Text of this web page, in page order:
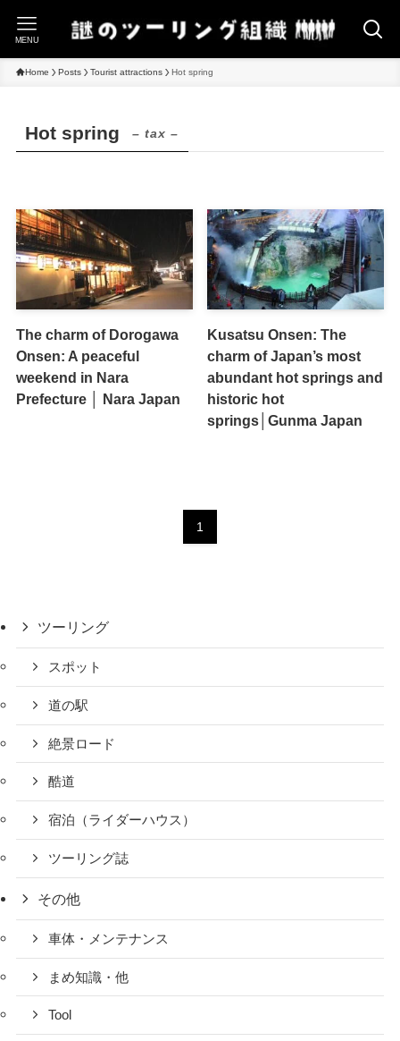
MENU
Home Posts Tourist attractions Hot spring
Hot spring – tax –
The charm of Dorogawa
Onsen: A peaceful
weekend in Nara
Prefecture │ Nara Japan
Kusatsu Onsen: The
charm of Japan’s most
abundant hot springs and
historic hot
springs│Gunma Japan
1
ツーリング
スポット
道の駅
絶景ロード
酷道
宿泊（ライダーハウス）
ツーリング誌
その他
車体・メンテナンス
まめ知識・他
Tool